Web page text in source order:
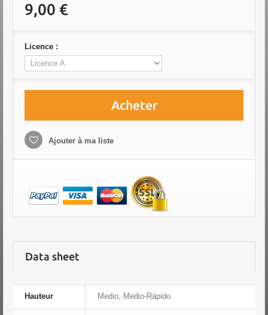
9,00 €
Licence :
Acheter
Ajouter à ma liste
Data sheet
Hauteur Medio, Medio-Rápido